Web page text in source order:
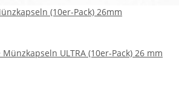
(10er-Pack) 26mm